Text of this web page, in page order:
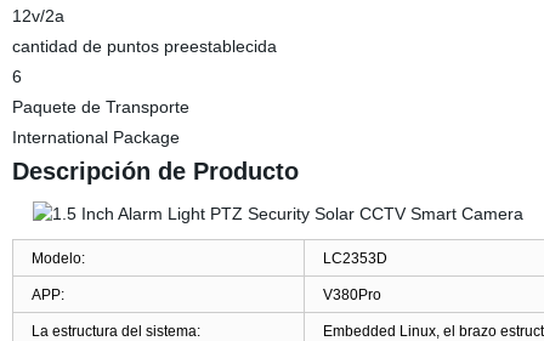
12v/2a
cantidad de puntos preestablecida
6
Paquete de Transporte
International Package
Descripción de Producto
Modelo: LC2353D
APP: V380Pro
La estructura del sistema: Embedded Linux, el brazo